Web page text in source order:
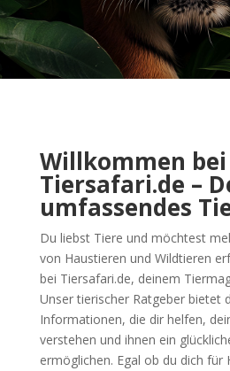
Willkommen bei
Tiersafari.de –
umfassendes
Du liebst Tiere und möchtest
von Haustieren und Wildtieren
bei Tiersafari.de, deinem
Unser tierischer Ratgeber bietet
Informationen, die dir helfen,
verstehen und ihnen ein
ermöglichen. Egal ob du dich für